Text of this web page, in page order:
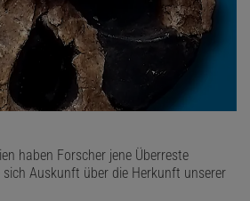
haben Forscher jene Überreste
sich Auskunft über die Herkunft unserer